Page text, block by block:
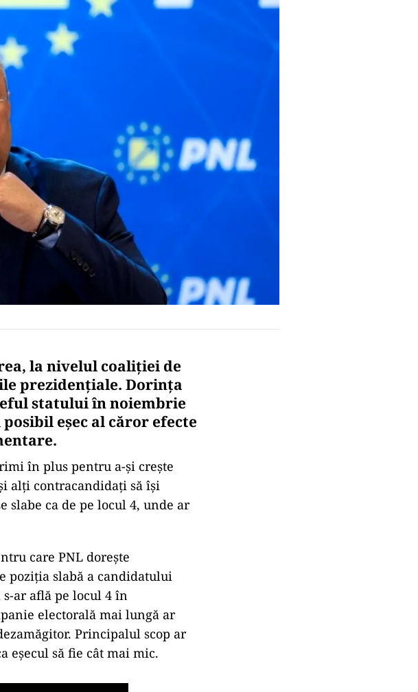
la nivelul coaliției de
prezidențiale. Dorința
statului în noiembrie
eșec al căror efecte
în plus pentru a-și crește
alți contracandidați să își
slabe ca de pe locul 4, unde ar
care PNL dorește
poziția slabă a candidatului
ar află pe locul 4 în
electorală mai lungă ar
Principalul scop ar
eșecul să fie cât mai mic.